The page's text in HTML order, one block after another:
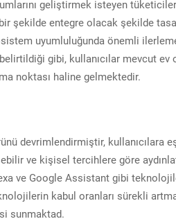
geliştirmek isteyen
şekilde entegre olacak şekilde
uyumluluğunda önemli
gibi, kullanıcılar mevcut
noktası haline gelmektedir.
devrimlendirmiştir, kullanıcılara
ve kişisel tercihlere göre
ve Google Assistant gibi
kabul oranları sürekli
sunmaktad.